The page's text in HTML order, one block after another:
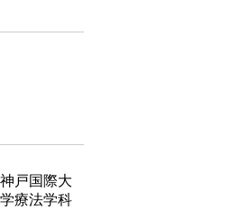
戸国際大
療法学科